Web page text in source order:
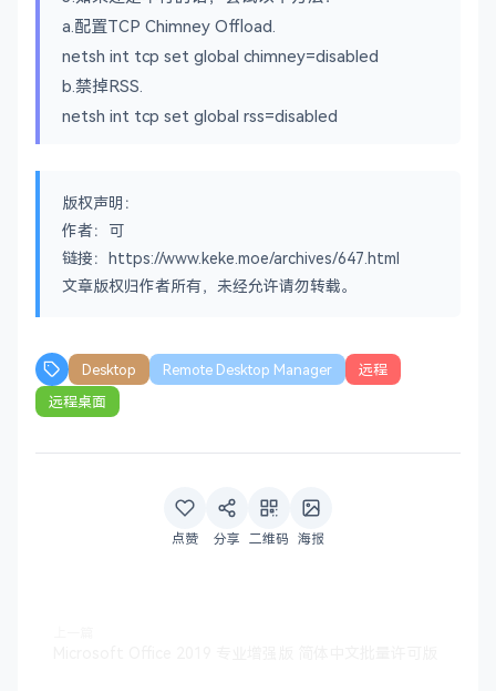
a.配置TCP Chimney Offload.
netsh int tcp set global chimney=disabled
b.禁掉RSS.
netsh int tcp set global rss=disabled
版权声明：
作者：可
链接：https://www.keke.moe/archives/647.html
文章版权归作者所有，未经允许请勿转载。
Desktop Remote Desktop Manager
远程
远程桌面
点赞 分享 二维码 海报